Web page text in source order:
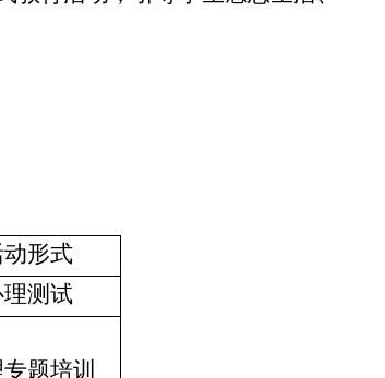
形式
测试
题培训